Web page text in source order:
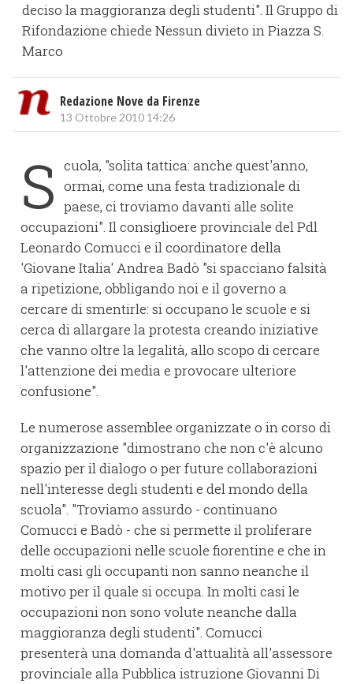
deciso la maggioranza degli studenti". Il Gruppo di
Rifondazione chiede Nessun divieto in Piazza S.
Marco
Redazione Nove da Firenze
13 Ottobre 2010 14:26
S cuola, "solita tattica: anche quest'anno,
ormai, come una festa tradizionale di
paese, ci troviamo davanti alle solite
occupazioni". Il consiglioere provinciale del Pdl
Leonardo Comucci e il coordinatore della
'Giovane Italia' Andrea Badò "si spacciano falsità
a ripetizione, obbligando noi e il governo a
cercare di smentirle: si occupano le scuole e si
cerca di allargare la protesta creando iniziative
che vanno oltre la legalità, allo scopo di cercare
l'attenzione dei media e provocare ulteriore
confusione".
Le numerose assemblee organizzate o in corso di
organizzazione "dimostrano che non c'è alcuno
spazio per il dialogo o per future collaborazioni
nell'interesse degli studenti e del mondo della
scuola". "Troviamo assurdo - continuano
Comucci e Badò - che si permette il proliferare
delle occupazioni nelle scuole fiorentine e che in
molti casi gli occupanti non sanno neanche il
motivo per il quale si occupa. In molti casi le
occupazioni non sono volute neanche dalla
maggioranza degli studenti". Comucci
presenterà una domanda d'attualità all'assessore
provinciale alla Pubblica istruzione Giovanni Di